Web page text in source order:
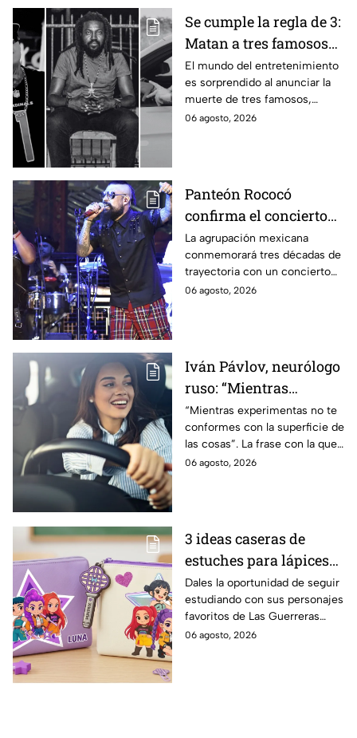
Se cumple la regla de 3:
Matan a tres famosos
en la semana del 31 de
julio al 4 de agosto del
2026
El mundo del entretenimiento
es sorprendido al anunciar la
muerte de tres famosos,
quienes les quitaron la vida,
06 agosto, 2026
Panteón Rococó
confirma el concierto
más importante de su
trayectoria por sus 30
años: fecha, lugar y
costo
La agrupación mexicana
conmemorará tres décadas de
trayectoria con un concierto
especial y esto es todo lo que
06 agosto, 2026
Iván Pávlov, neurólogo
ruso: “Mientras
experimentas no te
conformes con la
superficie de las cosas”
“Mientras experimentas no te
conformes con la superficie de
las cosas”. La frase con la que
Iván Pávlov nos advierte contra
06 agosto, 2026
3 ideas caseras de
estuches para lápices
de KPop Demon
Hunters para que los
niños regresen a clases
con entusiasmo
Dales la oportunidad de seguir
estudiando con sus personajes
favoritos de Las Guerreras
KPop y gánale tiempo al
06 agosto, 2026